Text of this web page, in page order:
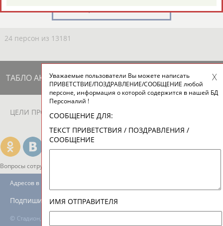
24 персон из 13181
ТАБЛО АКТИВНОСТИ
ЦЕЛИ ПРОЕКТА КОНТАКТЫ
Вопросы сотрудничества и совместной деятельности
© Стадион, 1998-2026
Адресов в новостной рассылке: 996
Подпишись
Уважаемые пользователи Вы можете написать
ПРИВЕТСТВИЕ/ПОЗДРАВЛЕНИЕ/СООБЩЕНИЕ любой
персоне, информация о которой содержится в нашей БД
Персоналий !
СООБЩЕНИЕ ДЛЯ:
ТЕКСТ ПРИВЕТСТВИЯ / ПОЗДРАВЛЕНИЯ /
СООБЩЕНИЕ
ИМЯ ОТПРАВИТЕЛЯ